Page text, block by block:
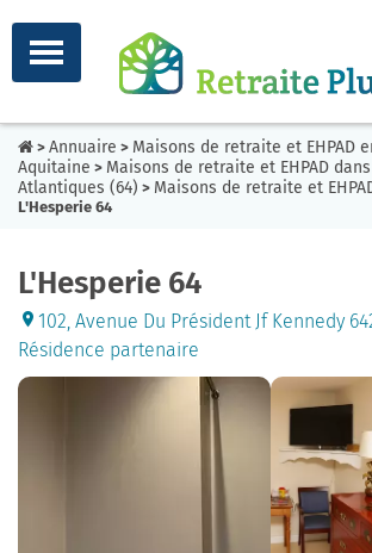
> Annuaire > Maisons de retraite et EHPAD
Aquitaine > Maisons de retraite et EHPAD
Atlantiques (64) > Maisons de retraite et
L'Hesperie 64
L'Hesperie 64
102, Avenue Du Président Jf Kennedy
Résidence partenaire